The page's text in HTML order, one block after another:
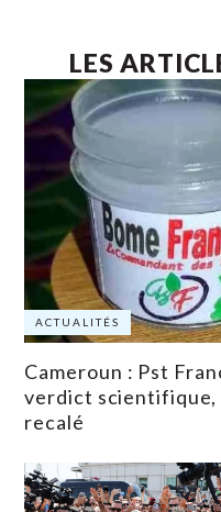
LES
ACTUALITÉS
Cameroun : Pst
verdict scientifique,
recalé